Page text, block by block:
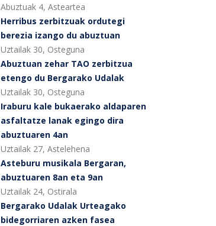
Abuztuak 4, Asteartea
Herribus zerbitzuak ordutegi
berezia izango du abuztuan
Uztailak 30, Osteguna
Abuztuan zehar TAO zerbitzua
etengo du Bergarako Udalak
Uztailak 30, Osteguna
Iraburu kale bukaerako aldaparen
asfaltatze lanak egingo dira
abuztuaren 4an
Uztailak 27, Astelehena
Asteburu musikala Bergaran,
abuztuaren 8an eta 9an
Uztailak 24, Ostirala
Bergarako Udalak Urteagako
bidegorriaren azken fasea